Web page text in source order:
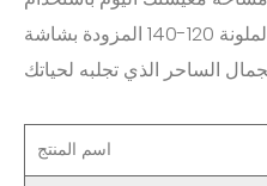
مدفأة اللهب الملونة 120-140 المزودة بشاشة LCD، واستمتع
اسم المنتج